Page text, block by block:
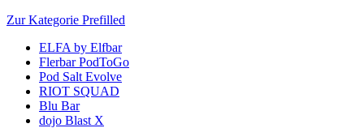
Zur Kategorie Prefilled
ELFA by Elfbar
Flerbar PodToGo
Pod Salt Evolve
RIOT SQUAD
Blu Bar
dojo Blast X